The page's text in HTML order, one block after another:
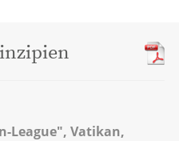
League", Vatikan,